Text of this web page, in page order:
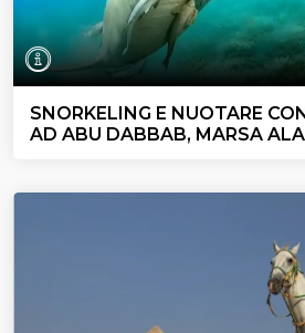
SNORKELING E NUOTARE
AD ABU DABBAB, MARSA